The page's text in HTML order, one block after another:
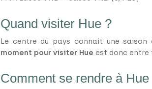
Quand visiter Hue ?
Le centre du pays connait une
moment pour visiter Hue est donc entre
Comment se rendre à Hue